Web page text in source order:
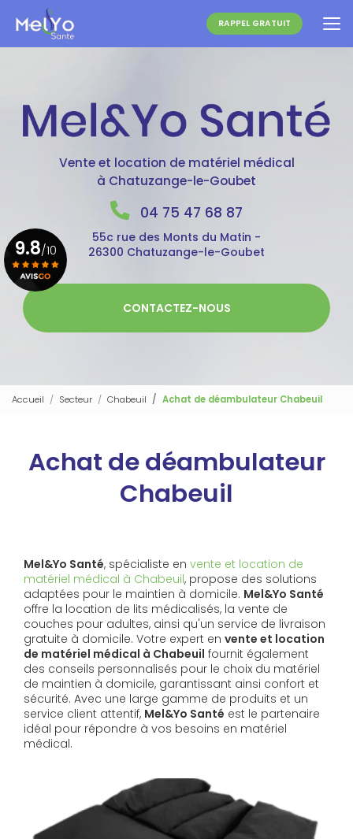
contenu
principal
RAPPEL GRATUIT
Vente et location de matériel médical
à Chatuzange-le-Goubet
04 75 47 68 87
55c rue des Monts du Matin -
26300 Chatuzange-le-Goubet
CONTACTEZ-NOUS
9.8/10
Voir le certificat
Accueil Secteur Chabeuil Achat de déambulateur Chabeuil
Achat de déambulateur
Chabeuil
Mel&Yo Santé, spécialiste en vente et location de
matériel médical à Chabeuil, propose des solutions
adaptées pour le maintien à domicile. Mel&Yo Santé
offre la location de lits médicalisés, la vente de
couches pour adultes, ainsi qu'un service de livraison
gratuite à domicile. Votre expert en vente et location
de matériel médical à Chabeuil fournit également
des conseils personnalisés pour le choix du matériel
de maintien à domicile, garantissant ainsi confort et
sécurité. Avec une large gamme de produits et un
service client attentif, Mel&Yo Santé est le partenaire
idéal pour répondre à vos besoins en matériel
médical.